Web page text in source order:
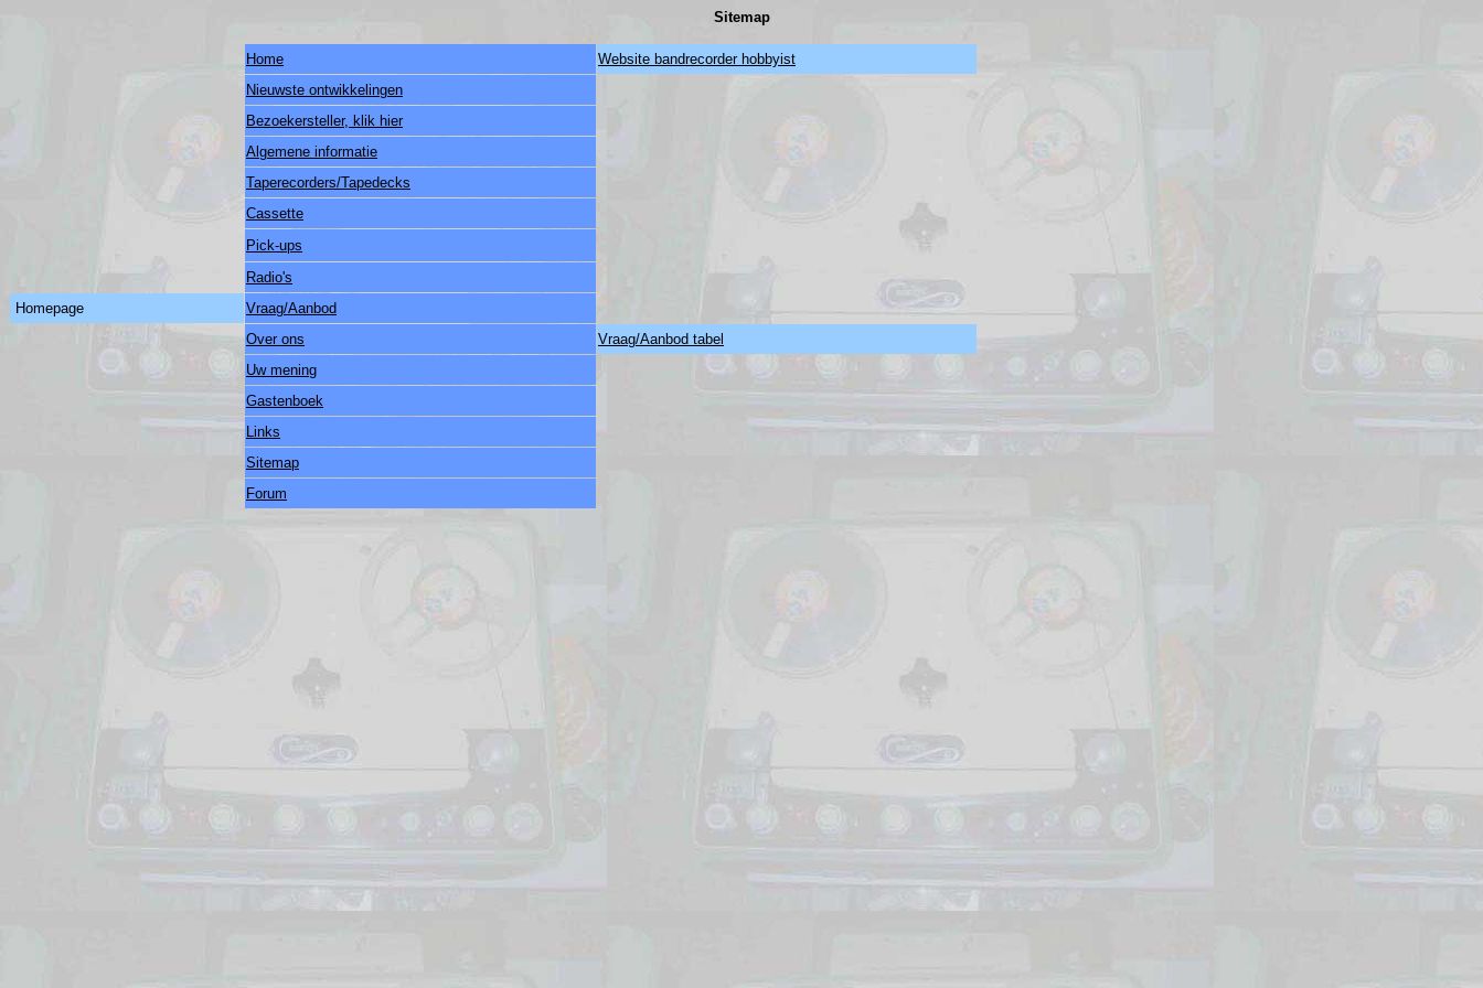
Sitemap
Home
Website bandrecorder hobbyist
Nieuwste ontwikkelingen
Bezoekersteller, klik hier
Algemene informatie
Taperecorders/Tapedecks
Cassette
Pick-ups
Radio's
Homepage
Vraag/Aanbod
Over ons
Vraag/Aanbod tabel
Uw mening
Gastenboek
Links
Sitemap
Forum